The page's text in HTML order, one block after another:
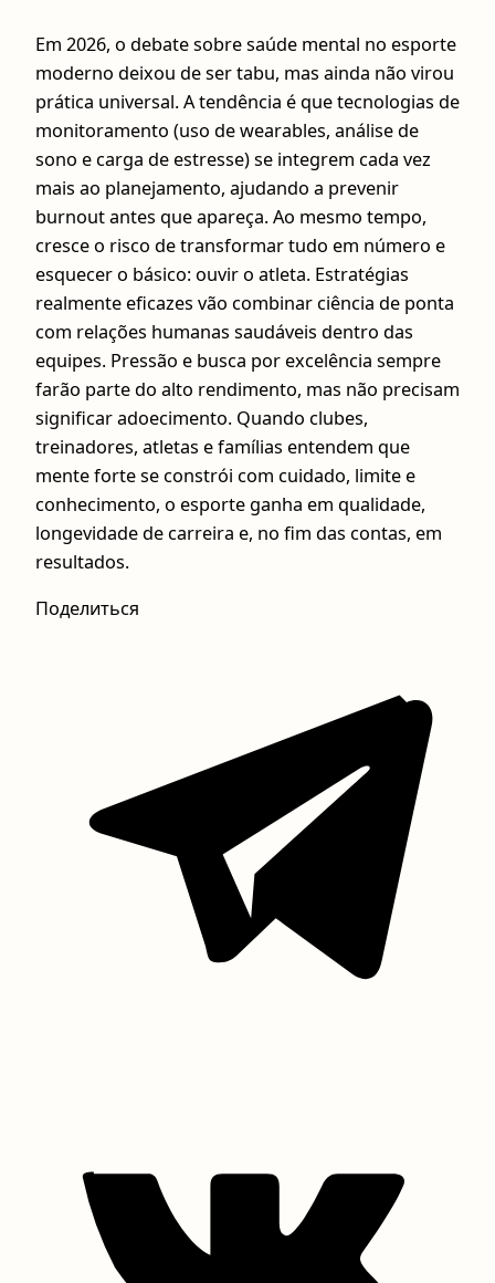
Em 2026, o debate sobre saúde mental no esporte
moderno deixou de ser tabu, mas ainda não virou
prática universal. A tendência é que tecnologias de
monitoramento (uso de wearables, análise de
sono e carga de estresse) se integrem cada vez
mais ao planejamento, ajudando a prevenir
burnout antes que apareça. Ao mesmo tempo,
cresce o risco de transformar tudo em número e
esquecer o básico: ouvir o atleta. Estratégias
realmente eficazes vão combinar ciência de ponta
com relações humanas saudáveis dentro das
equipes. Pressão e busca por excelência sempre
farão parte do alto rendimento, mas não precisam
significar adoecimento. Quando clubes,
treinadores, atletas e famílias entendem que
mente forte se constrói com cuidado, limite e
conhecimento, o esporte ganha em qualidade,
longevidade de carreira e, no fim das contas, em
resultados.
Поделиться